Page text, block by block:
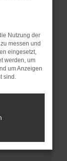
Fenster?
Nutzung der
messen und
eingesetzt,
werden, um
um Anzeigen
sind.